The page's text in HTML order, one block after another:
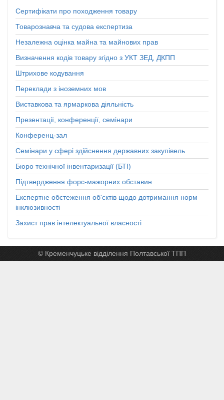
Сертифікати про походження товару
Товарознавча та судова експертиза
Незалежна оцінка майна та майнових прав
Визначення кодів товару згідно з УКТ ЗЕД, ДКПП
Штрихове кодування
Переклади з іноземних мов
Виставкова та ярмаркова діяльність
Презентації, конференції, семінари
Конференц-зал
Семінари у сфері здійснення державних закупівель
Бюро технічної інвентаризації (БТІ)
Підтвердження форс-мажорних обставин
Експертне обстеження об'єктів щодо дотримання норм
інклюзивності
Захист прав інтелектуальної власності
© Кременчуцьке відділення Полтавської ТПП